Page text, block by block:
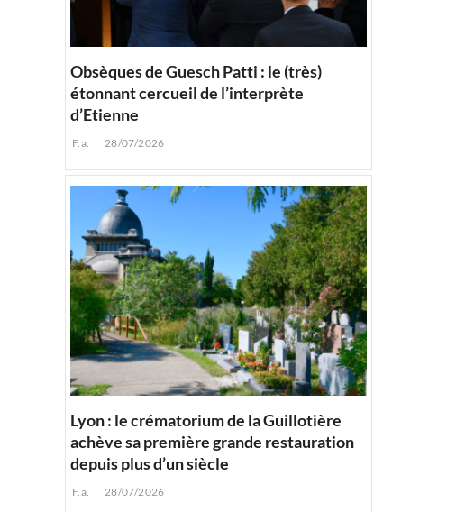
Obsèques de Guesch Patti : le (très)
étonnant cercueil de l’interprète
d’Etienne
F.a. 28/07/2026
Lyon : le crématorium de la Guillotière
achève sa première grande restauration
depuis plus d’un siècle
F.a. 28/07/2026